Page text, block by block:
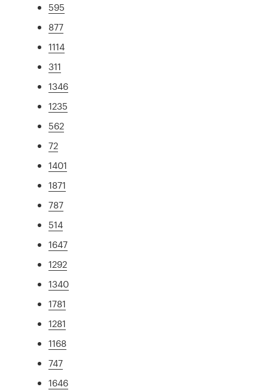
595
877
1114
311
1346
1235
562
72
1401
1871
787
514
1647
1292
1340
1781
1281
1168
747
1646